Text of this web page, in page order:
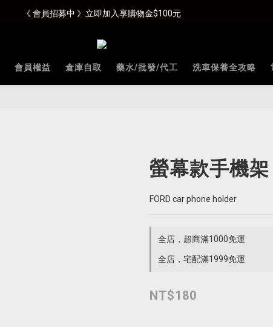
《 會員招募中 》立即加入享購物金$100元
會員權益 倉庫自取 藥水/批發/代工 洗車保養全攻略
螢幕款手機
FORD car phone holder
全店，超商滿1000免運
全店，宅配滿1999免運
NT$180